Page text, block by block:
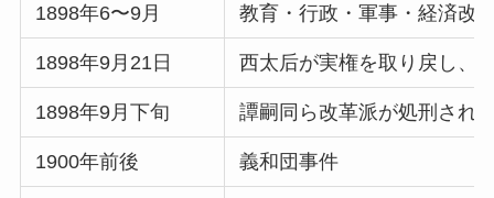
1898年6〜9月 教育・行政・軍事・経済改
1898年9月21日 西太后が実権を取り戻し、
1898年9月下旬 譚嗣同ら改革派が処刑され
1900年前後 義和団事件